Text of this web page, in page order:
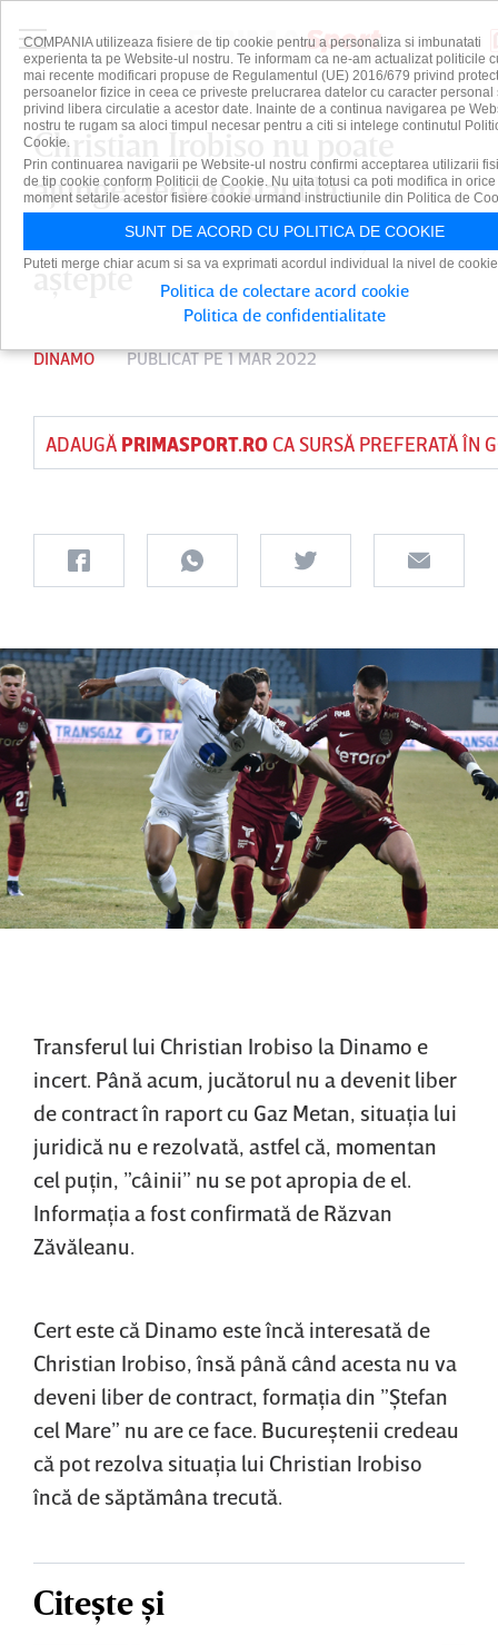
Christian Irobiso nu poate
ajunge deocamdată la
Dinamo. ”Câinii”, nevoiţi să
aştepte
DINAMO PUBLICAT PE 1 MAR 2022
ADAUGĂ PRIMASPORT.ROCA SURSĂ PREFERATĂ ÎN
Transferul lui Christian Irobiso la Dinamo e
incert. Până acum, jucătorul nu a devenit liber
de contract în raport cu Gaz Metan, situaţia lui
juridică nu e rezolvată, astfel că, momentan
cel puţin, ”câinii” nu se pot apropia de el.
Informaţia a fost confirmată de Răzvan
Zăvăleanu.
Cert este că Dinamo este încă interesată de
Christian Irobiso, însă până când acesta nu va
deveni liber de contract, formaţia din ”Ştefan
cel Mare” nu are ce face. Bucureştenii credeau
că pot rezolva situaţia lui Christian Irobiso
încă de săptămâna trecută.
Citește și
COMPANIA utilizeaza fisiere de tip cookie pentru a personaliza si imbunatati
experienta ta pe Website-ul nostru. Te informam ca ne-am actualizat politicile
mai recente modificari propuse de Regulamentul (UE) 2016/679 privind
persoanelor fizice in ceea ce priveste prelucrarea datelor cu caracter personal
privind libera circulatie a acestor date. Inainte de a continua navigarea pe
nostru te rugam sa aloci timpul necesar pentru a citi si intelege continutul
Cookie.
Prin continuarea navigarii pe Website-ul nostru confirmi acceptarea utilizarii
de tip cookie conform Politicii de Cookie. Nu uita totusi ca poti modifica in orice
moment setarile acestor fisiere cookie urmand instructiunile din Politica de
SUNT DE ACORD CU POLITICA DE COOKIE
Puteti merge chiar acum si sa va exprimati acordul individual la nivel de
Politica de colectare acord cookie
Politica de confidentialitate